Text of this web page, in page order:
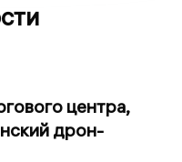
центра,
дрон-